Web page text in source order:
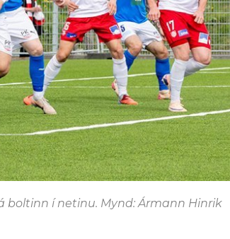
boltinn í netinu. Mynd: Ármann Hinrik